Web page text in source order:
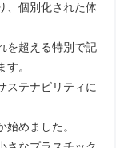
、個別化された体
を超える特別で記
。
ステナビリティに
めました。